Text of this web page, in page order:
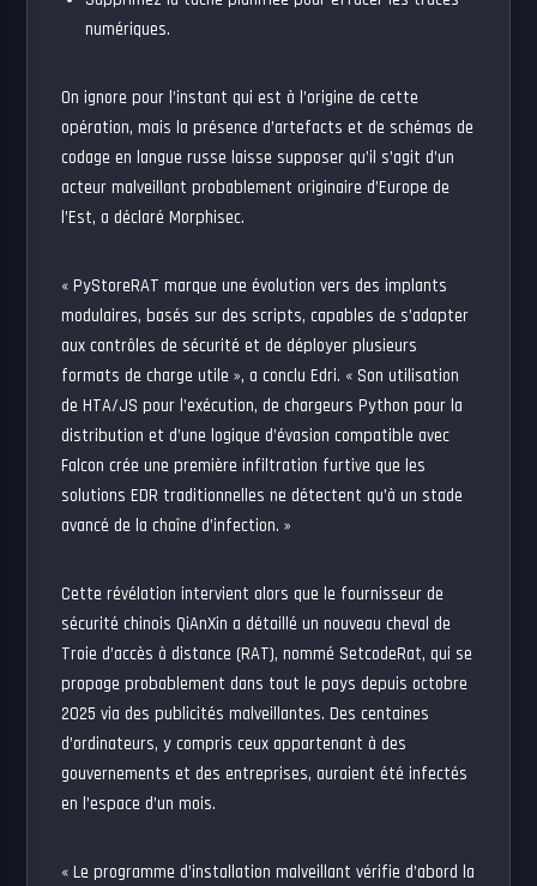
numériques.
On ignore pour l’instant qui est à l’origine de cette
opération, mais la présence d’artefacts et de schémas de
codage en langue russe laisse supposer qu’il s’agit d’un
acteur malveillant probablement originaire d’Europe de
l’Est, a déclaré Morphisec.
« PyStoreRAT marque une évolution vers des implants
modulaires, basés sur des scripts, capables de s’adapter
aux contrôles de sécurité et de déployer plusieurs
formats de charge utile », a conclu Edri. « Son utilisation
de HTA/JS pour l’exécution, de chargeurs Python pour la
distribution et d’une logique d’évasion compatible avec
Falcon crée une première infiltration furtive que les
solutions EDR traditionnelles ne détectent qu’à un stade
avancé de la chaîne d’infection. »
Cette révélation intervient alors que le fournisseur de
sécurité chinois QiAnXin a détaillé un nouveau cheval de
Troie d’accès à distance (RAT), nommé SetcodeRat, qui se
propage probablement dans tout le pays depuis octobre
2025 via des publicités malveillantes. Des centaines
d’ordinateurs, y compris ceux appartenant à des
gouvernements et des entreprises, auraient été infectés
en l’espace d’un mois.
« Le programme d’installation malveillant vérifie d’abord la